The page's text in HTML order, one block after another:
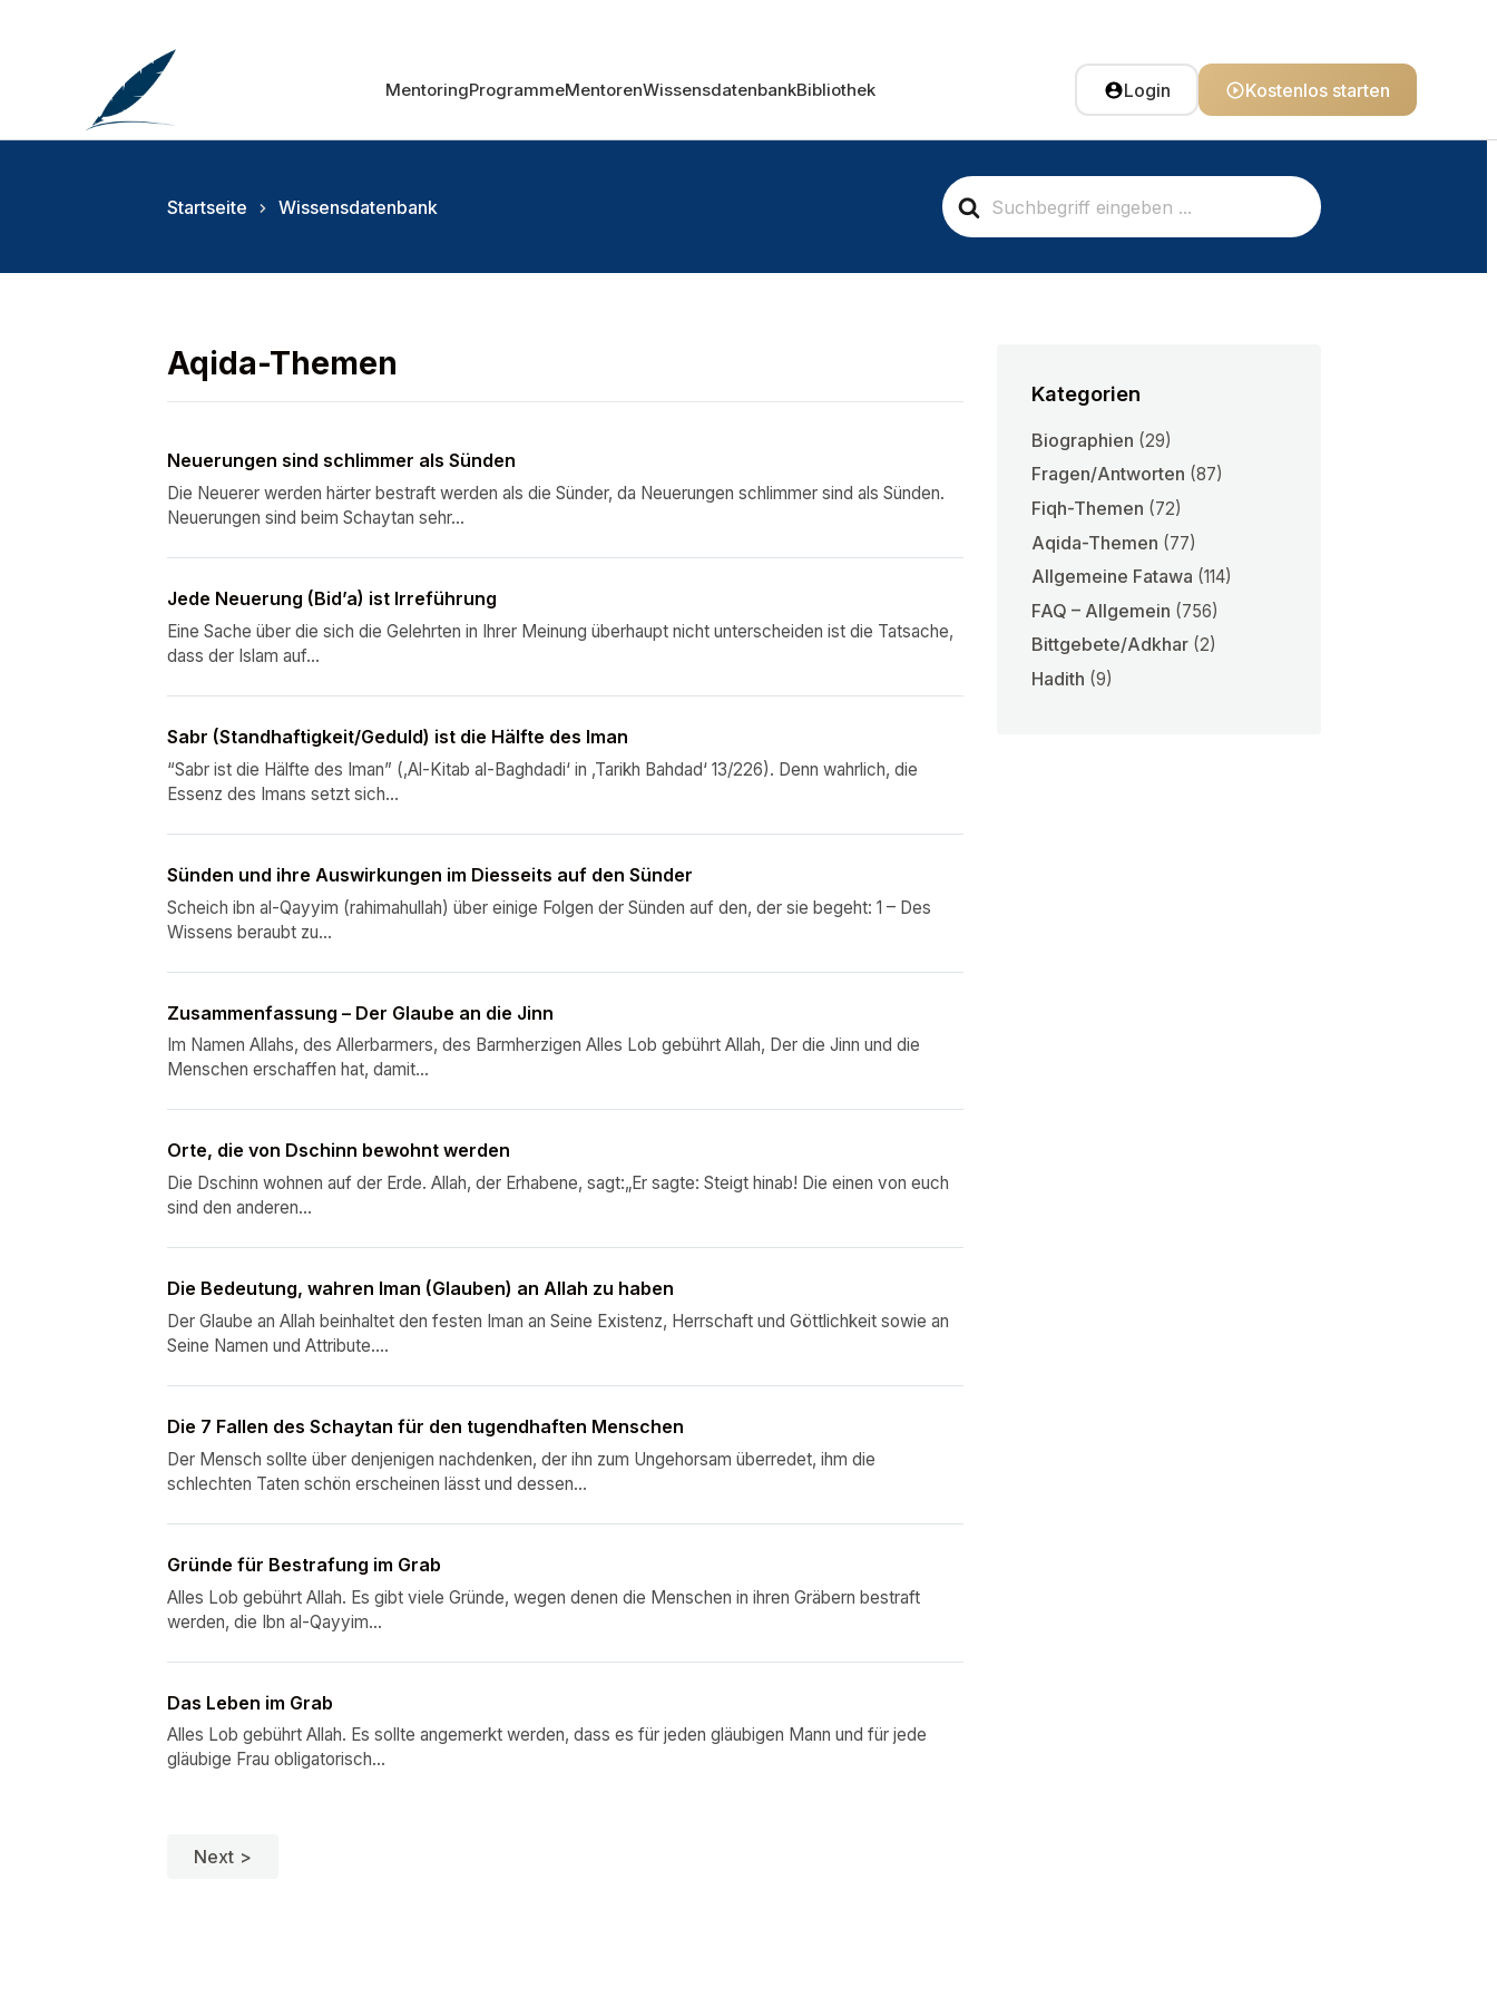
MentoringProgrammeMentorenWissensdatenbankBibliothek Login Kostenlos starten
S
e
a
c
Startseite Wissensdatenbank
Aqida-Themen
Neuerungen sind schlimmer als Sünden
Die Neuerer werden härter bestraft werden als die Sünder, da Neuerungen schlimmer sind als Sünden.
Neuerungen sind beim Schaytan sehr...
Jede Neuerung (Bid’a) ist Irreführung
Eine Sache über die sich die Gelehrten in Ihrer Meinung überhaupt nicht unterscheiden ist die Tatsache,
dass der Islam auf...
Sabr (Standhaftigkeit/Geduld) ist die Hälfte des Iman
“Sabr ist die Hälfte des Iman” (‚Al-Kitab al-Baghdadi‘ in ‚Tarikh Bahdad‘ 13/226). Denn wahrlich, die
Essenz des Imans setzt sich...
Sünden und ihre Auswirkungen im Diesseits auf den Sünder
Scheich ibn al-Qayyim (rahimahullah) über einige Folgen der Sünden auf den, der sie begeht: 1 – Des
Wissens beraubt zu...
Zusammenfassung – Der Glaube an die Jinn
Im Namen Allahs, des Allerbarmers, des Barmherzigen Alles Lob gebührt Allah, Der die Jinn und die
Menschen erschaffen hat, damit...
Orte, die von Dschinn bewohnt werden
Die Dschinn wohnen auf der Erde. Allah, der Erhabene, sagt:„Er sagte: Steigt hinab! Die einen von euch
sind den anderen...
Die Bedeutung, wahren Iman (Glauben) an Allah zu haben
Der Glaube an Allah beinhaltet den festen Iman an Seine Existenz, Herrschaft und Göttlichkeit sowie an
Seine Namen und Attribute....
Die 7 Fallen des Schaytan für den tugendhaften Menschen
Der Mensch sollte über denjenigen nachdenken, der ihn zum Ungehorsam überredet, ihm die
schlechten Taten schön erscheinen lässt und dessen...
Gründe für Bestrafung im Grab
Alles Lob gebührt Allah. Es gibt viele Gründe, wegen denen die Menschen in ihren Gräbern bestraft
werden, die Ibn al-Qayyim...
Das Leben im Grab
Alles Lob gebührt Allah. Es sollte angemerkt werden, dass es für jeden gläubigen Mann und für jede
gläubige Frau obligatorisch...
Next
Kategorien
Biographien (29)
Fragen/Antworten (87)
Fiqh-Themen (72)
Aqida-Themen (77)
Allgemeine Fatawa (114)
FAQ – Allgemein (756)
Bittgebete/Adkhar(2)
Hadith (9)